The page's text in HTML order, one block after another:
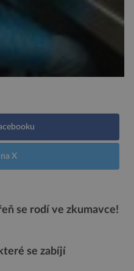
X
se rodí ve zkumavce!
se zabíjí